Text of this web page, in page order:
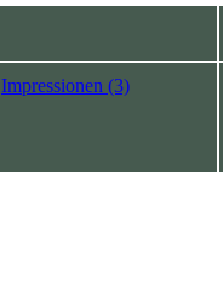
Impressionen (3)